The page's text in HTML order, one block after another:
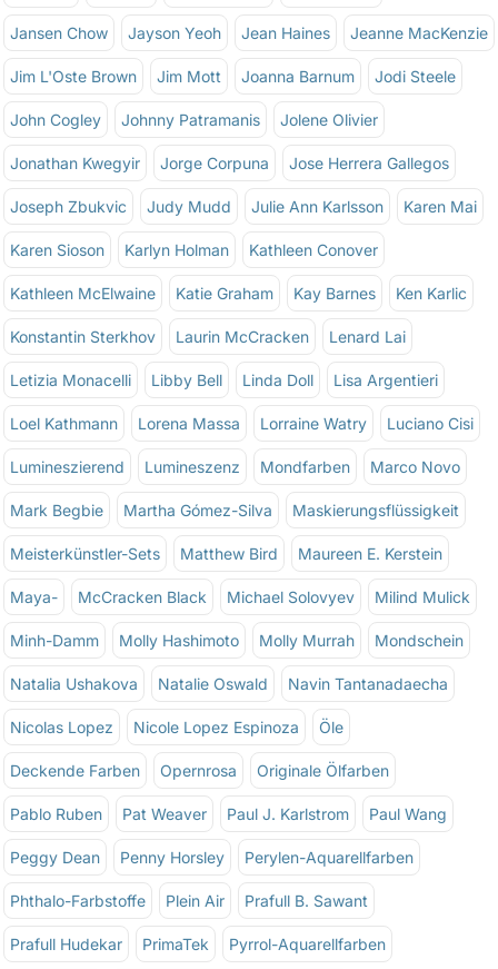
Jansen Chow Jayson Yeoh Jean Haines Jeanne MacKenzie
Jim L'Oste Brown Jim Mott Joanna Barnum Jodi Steele
John Cogley Johnny Patramanis Jolene Olivier
Jonathan Kwegyir Jorge Corpuna Jose Herrera Gallegos
Joseph Zbukvic Judy Mudd Julie Ann Karlsson Karen Mai
Karen Sioson Karlyn Holman Kathleen Conover
Kathleen McElwaine Katie Graham Kay Barnes Ken Karlic
Konstantin Sterkhov Laurin McCracken Lenard Lai
Letizia Monacelli Libby Bell Linda Doll Lisa Argentieri
Loel Kathmann Lorena Massa Lorraine Watry Luciano Cisi
Lumineszierend Lumineszenz Mondfarben Marco Novo
Mark Begbie Martha Gómez-Silva Maskierungsflüssigkeit
Meisterkünstler-Sets Matthew Bird Maureen E. Kerstein
Maya- McCracken Black Michael Solovyev Milind Mulick
Minh-Damm Molly Hashimoto Molly Murrah Mondschein
Natalia Ushakova Natalie Oswald Navin Tantanadaecha
Nicolas Lopez Nicole Lopez Espinoza Öle
Deckende Farben Opernrosa Originale Ölfarben
Pablo Ruben Pat Weaver Paul J. Karlstrom Paul Wang
Peggy Dean Penny Horsley Perylen-Aquarellfarben
Phthalo-Farbstoffe Plein Air Prafull B. Sawant
Prafull Hudekar PrimaTek Pyrrol-Aquarellfarben